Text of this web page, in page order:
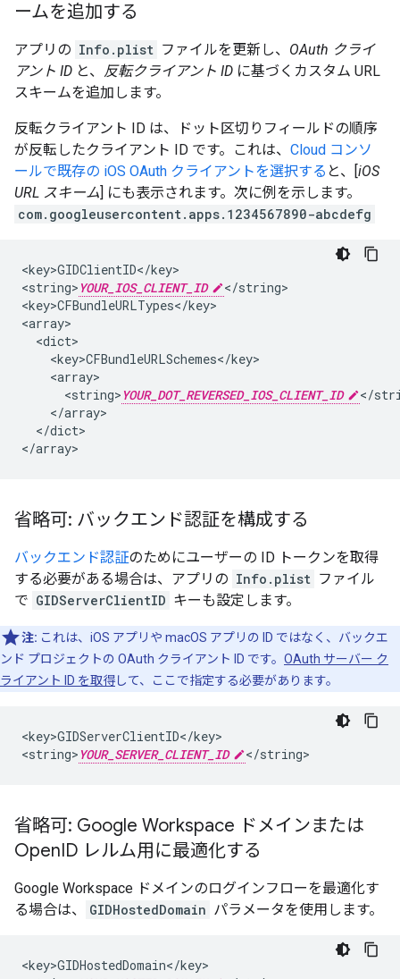
ームを追加する
アプリの Info.plist ファイルを更新し、 OAuth クライ
アント ID と、 反転クライアント ID に基づくカスタム URL
スキームを追加します。
反転クライアント ID は、ドット区切りフィールドの順序
が反転したクライアント ID です。これは、 Cloud コンソ
ールで既存の iOS OAuth クライアントを選択する と、[iOS
URL スキーム] にも表示されます。次に例を示します。
com.googleusercontent.apps.1234567890-abcdefg
<key>GIDClientID</key>
<string> YOUR_IOS_CLIENT_ID
</string>
<key>CFBundleURLTypes</key>
<array>
  <dict>
    <key>CFBundleURLSchemes</key>
    <array>
      <string>
YOUR_DOT_REVERSED_IOS_CLIENT_ID
</
    </array>
  </dict>
</array>
省略可: バックエンド認証を構成する
バックエンド認証のためにユーザーの ID トークンを取得
する必要がある場合は、アプリの Info.plist ファイル
で GIDServerClientID キーも設定します。
注: これは、iOS アプリや macOS アプリの ID ではなく、バックエ
ンド プロジェクトの OAuth クライアント ID です。 OAuth サーバー ク
ライアント ID を取得して、ここで指定する必要があります。
<key>GIDServerClientID</key>
<string> YOUR_SERVER_CLIENT_ID </string>
省略可: Google Workspace ドメインまたは
OpenID レルム用に最適化する
Google Workspace ドメインのログインフローを最適化す
る場合は、
GIDHostedDomain パラメータを使用します。
<key>GIDHostedDomain</key>